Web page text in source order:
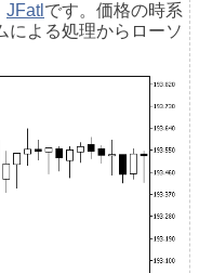
JFatl です。価格の時系
による処理からローソ